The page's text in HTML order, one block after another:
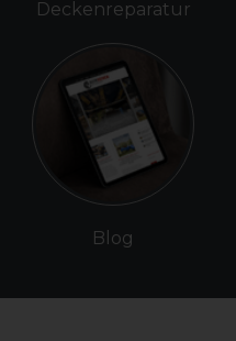
Deckenreparatur
Blog